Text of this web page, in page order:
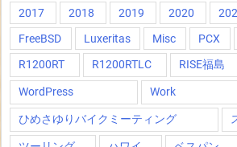
2017
2018 2019 2020
FreeBSD
Luxeritas Misc PCX
R1200RT
R1200RTLC RISE福島
WordPress Work
ひめさゆりバイクミーティング